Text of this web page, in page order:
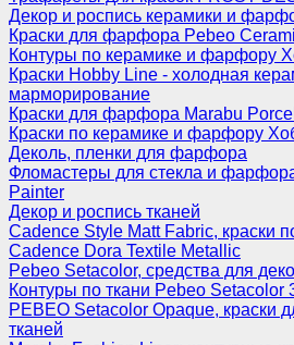
Декор и роспись керамики и
Краски для фарфора Pebeo
Контуры по керамике и фарфору
Краски Hobby Line - холодная
марморирование
Краски для фарфора Marabu
Краски по керамике и фарфору
Деколь, пленки для фарфора
Фломастеры для стекла и
Painter
Декор и роспись тканей
Cadence Style Matt Fabric, краски
Cadence Dora Textile Metallic
Pebeo Setacolor, средства для
Контуры по ткани Pebeo Setacolor
PEBEO Setacolor Opaque, краски
тканей